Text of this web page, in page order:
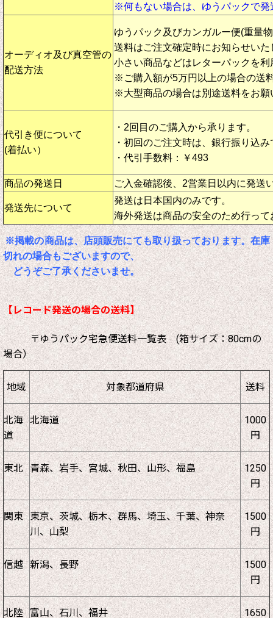
※何もない場合は、ゆうパックで発
オーディオ及び真空管の
配送方法
ゆうパック及びカンガルー便(重量
送料はご注文確定時にお知らせいた
小さい商品などはレターパックを利
※ご購入額が5万円以上の場合の送
※大型商品の場合は別途送料をお願
代引き便について
(着払い）
・2回目のご購入から承ります。
・初回のご注文時は、銀行振り込
・代引手数料：￥493
商品の発送日 ご入金確認後、2営業日以内に発送
発送先について
発送は日本国内のみです。
海外発送は商品の安全のため行って
※掲載の商品は、店頭販売にても取り扱っております。在庫
切れの場合もございますので、
どうぞご了承くださいませ。
【レコード発送の場合の送料】
〒ゆうパック宅急便送料一覧表 (箱サイズ：80cmの
場合）
地域 対象都道府県 送料
北海
道
北海道
1000
円
東北 青森、岩手、宮城、秋田、山形、福島
1250
円
関東 東京、茨城、栃木、群馬、埼玉、千葉、神奈
川、山梨
1500
円
信越 新潟、長野
1500
円
北陸 富山、石川、福井 1650